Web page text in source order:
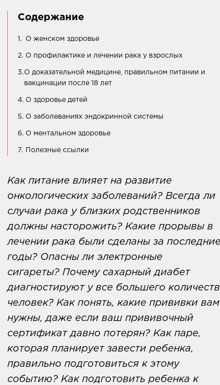
Содержание
1. О женском здоровье
2. О профилактике и лечении рака у взрослых
3.О доказательной медицине, правильном питании и
вакцинации после 18 лет
4. О здоровье детей
5. О заболеваниях эндокринной системы
6. О ментальном здоровье
7. Полезные ссылки
Как питание влияет на развитие
онкологических заболеваний? Всегда ли
случаи рака у близких родственников
должны насторожить? Какие прорывы в
лечении рака были сделаны за
годы? Опасны ли электронные
сигареты? Почему сахарный диабет
диагностируют у все большего
человек? Как понять, какие прививки вам
нужны, даже если ваш прививочный
сертификат давно потерян? Как паре,
которая планирует завести ребенка,
правильно подготовиться к этому
событию? Как подготовить ребенка к